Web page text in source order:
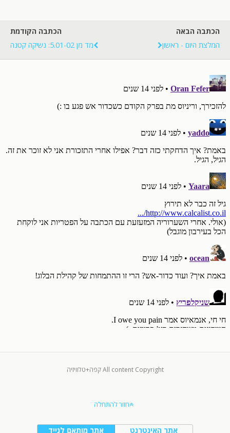
הכתבה הקודמת
מד מן 5.01-02: נשיקה קטנה
הכתבה הבאה
המלצת היום - ראשון
All content Copyright קפה+טלוויזיה
חזור להתחלה
אתר מותאם לנייד אתר האינטרנט